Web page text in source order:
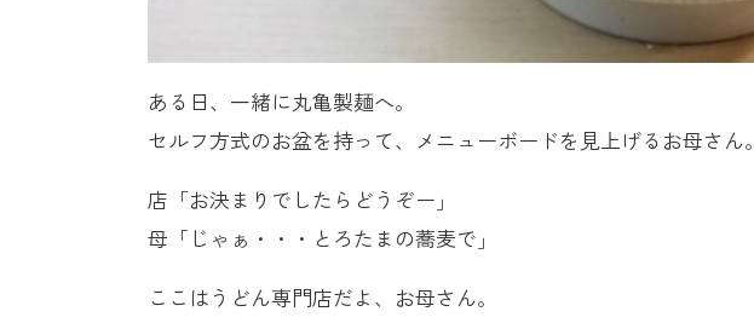
ある日、一緒に丸亀製麺へ。
セルフ方式のお盆を持って、メニューボードを見上げるお母さん。
店「お決まりでしたらどうぞー」
母「じゃぁ・・・とろたまの蕎麦で」
ここはうどん専門店だよ、お母さん。